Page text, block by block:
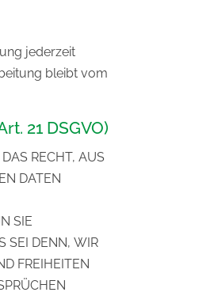
jederzeit
bleibt vom
21 DSGVO)
RECHT, AUS
DATEN
SIE
SEI DENN, WIR
FREIHEITEN